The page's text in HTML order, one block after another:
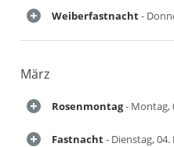
Weiberfastnacht-
März
Rosenmontag- Montag,
Fastnacht- Dienstag, 04.